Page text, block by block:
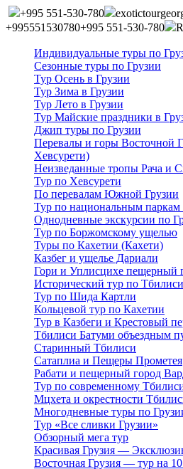
+995 551-530-780
+995551530780+995 551-530-780
Индивидуальные туры по
Сезонные туры по Грузии
Тур Осень в Грузии
Тур Зима в Грузии
Тур Лето в Грузии
Тур Майские праздники в
Джип туры по Грузии
Перевалы и горы Восточной
Хевсурети)
Неизведанные тропы Рача и
Тур по Хевсурети
По перевалам Южной Грузии
Тур по национальным паркам
Однодневные экскурсии по
Тур по Боржомскому ущелью
Туры по Кахетии (Кахети)
Казбег и ущелье Дариали
Гори и Уплисцихе пещерный
Исторический тур по Тбилиси
Тур по Шида Картли
Кольцевой тур по Кахетии
Тур в Казбеги и Крестовый
Тбилиси Батуми объездным
Старинный Тбилиси
Сатаплиа и Пещеры Прометея
Рабати и пещерный город
Тур по современному
Мцхета и окрестности
Многодневные туры по
Тур «Все сливки Грузии»
Обзорный мега тур
Красивая Грузия —
Восточная Грузия — тур на